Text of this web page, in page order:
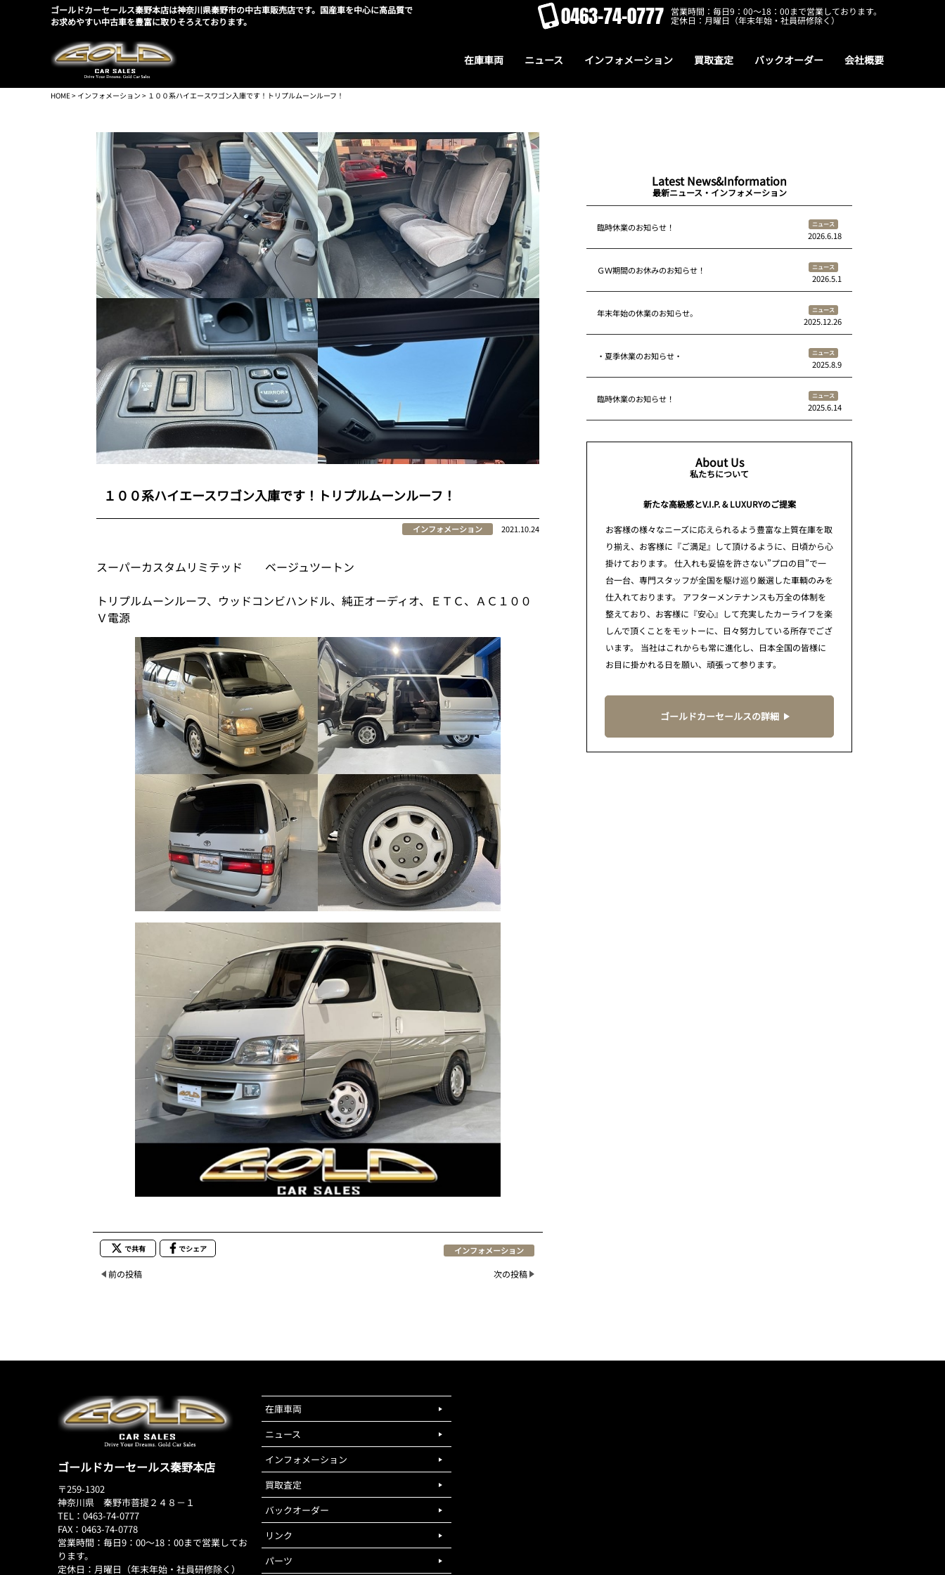
ゴールドカーセールス秦野本店は神奈川県秦野市の中古車販売店です。国産車を中心に高品質で
お求めやすい中古車を豊富に取りそろえております。
0463-74-0777 営業時間：毎日9：00～18：00まで営業しております。
定休日：月曜日（年末年始・社員研修除く）
在庫車両 ニュース インフォメーション 買取査定 バックオーダー 会社概要
HOME> インフォメーション > １００系ハイエースワゴン入庫です！トリプルムーンルーフ！
１００系ハイエースワゴン入庫です！トリプルムーンルーフ！
インフォメーション 2021.10.24
スーパーカスタムリミテッド ベージュツートン
トリプルムーンルーフ、ウッドコンビハンドル、純正オーディオ、ＥＴＣ、ＡＣ１００
Ｖ電源
で共有 でシェア インフォメーション
前の投稿 次の投稿
Latest News&Information
最新ニュース・インフォメーション
臨時休業のお知らせ！ ニュース
2026.6.18
ＧＷ期間のお休みのお知らせ！ ニュース
2026.5.1
年末年始の休業のお知らせ。 ニュース
2025.12.26
・夏季休業のお知らせ・ ニュース
2025.8.9
臨時休業のお知らせ！ ニュース
2025.6.14
About Us
私たちについて
新たな高級感とV.I.P. & LUXURYのご提案
お客様の様々なニーズに応えられるよう豊富な上質在庫を取
り揃え、お客様に『ご満足』して頂けるように、日頃から心
掛けております。 仕入れも妥協を許さない”プロの目”で一
台一台、専門スタッフが全国を駆け巡り厳選した車輌のみを
仕入れております。 アフターメンテナンスも万全の体制を
整えており、お客様に『安心』して充実したカーライフを楽
しんで頂くことをモットーに、日々努力している所存でござ
います。 当社はこれからも常に進化し、日本全国の皆様に
お目に掛かれる日を願い、頑張って参ります。
ゴールドカーセールスの詳細
ゴールドカーセールス秦野本店
〒259-1302
神奈川県 秦野市菩提２４８－１
TEL：0463-74-0777
FAX：0463-74-0778
営業時間：毎日9：00～18：00まで営業してお
ります。
定休日：月曜日（年末年始・社員研修除く）
在庫車両
ニュース
インフォメーション
買取査定
バックオーダー
リンク
パーツ